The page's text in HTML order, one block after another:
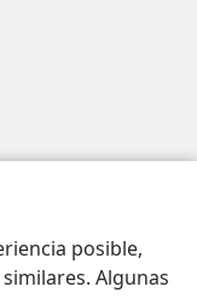
posible,
Algunas